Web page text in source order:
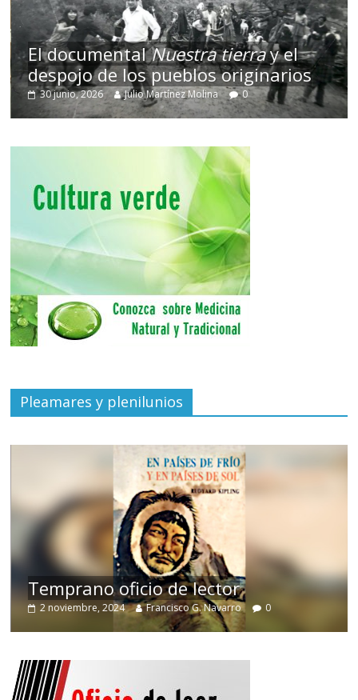
El documentalNuestra tierray el
despojo de los pueblos originarios
30 junio, 2026 Julio Martínez Molina 0
Pleamares y plenilunios
Temprano oficio de lector
2 noviembre, 2024 Francisco G. Navarro 0